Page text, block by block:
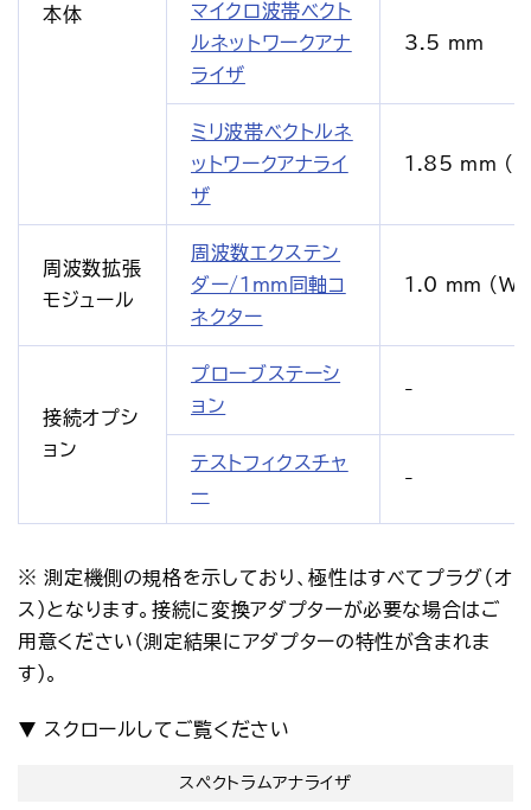
本体
マイクロ波帯ベクト
ルネットワークアナ
ライザ
3.5 mm
ミリ波帯ベクトルネ
ットワークアナライ
ザ
1.85 mm
周波数拡張
モジュール
周波数エクステン
ダー/1mm同軸コ
ネクター
1.0 mm (W)
接続オプシ
ョン
プローブステーシ
ョン
-
テストフィクスチャ
ー
-
※ 測定機側の規格を示しており、極性はすべてプラグ（オ
ス）となります。接続に変換アダプターが必要な場合はご
用意ください（測定結果にアダプターの特性が含まれま
す）。
スペクトラムアナライザ